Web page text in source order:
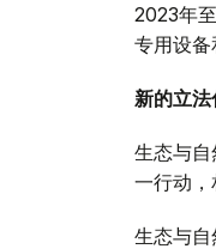
2023年
专用设备
新的立
生态与
一行动，
生态与